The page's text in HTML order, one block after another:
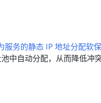
服务的静态 IP 地址分配软
中自动分配，从而降低冲